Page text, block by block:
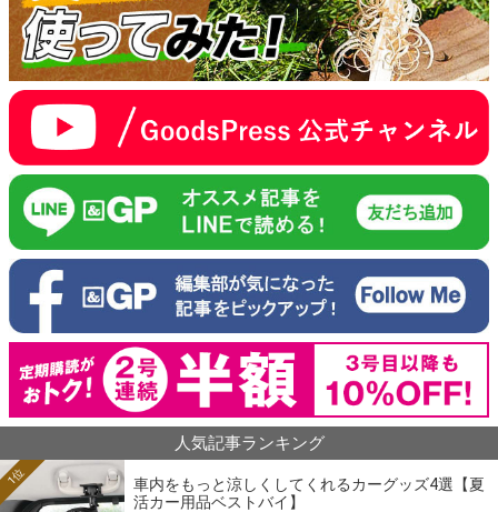
人気記事ランキング
車内をもっと涼しくしてくれるカーグッズ4選【夏
活カー用品ベストバイ】
1位